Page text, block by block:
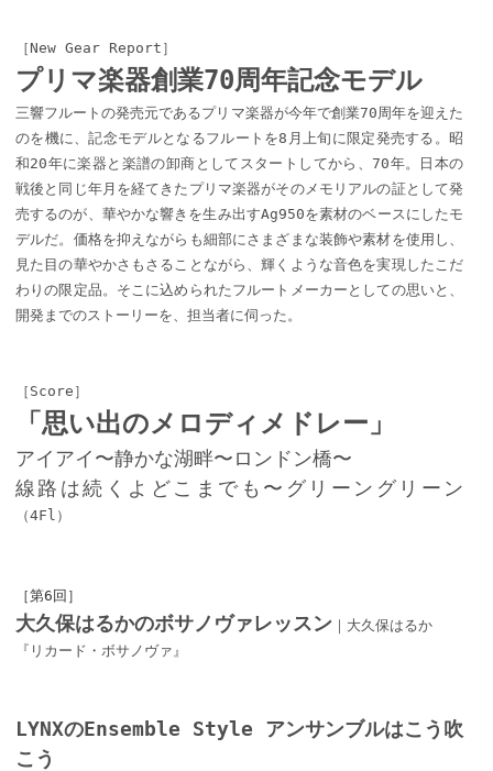
［New Gear Report］
プリマ楽器創業70周年記念モデル
三響フルートの発売元であるプリマ楽器が今年で創業70周年を迎えた
のを機に、記念モデルとなるフルートを8月上旬に限定発売する。昭
和20年に楽器と楽譜の卸商としてスタートしてから、70年。日本の
戦後と同じ年月を経てきたプリマ楽器がそのメモリアルの証として発
売するのが、華やかな響きを生み出すAg950を素材のベースにしたモ
デルだ。価格を抑えながらも細部にさまざまな装飾や素材を使用し、
見た目の華やかさもさることながら、輝くような音色を実現したこだ
わりの限定品。そこに込められたフルートメーカーとしての思いと、
開発までのストーリーを、担当者に伺った。
［Score］
「思い出のメロディメドレー」
アイアイ〜静かな湖畔〜ロンドン橋〜
線路は続くよどこまでも〜グリーングリーン
（4Fl）
［第6回］
大久保はるかのボサノヴァレッスン｜大久保はるか
『リカード・ボサノヴァ』
LYNXのEnsemble Style アンサンブルはこう吹
こう